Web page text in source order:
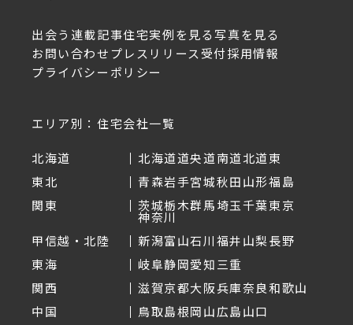
出会う 連載記事住宅実例を見る写真を見る
お問い合わせ プレスリリース受付採用情報
プライバシーポリシー
エリア別：住宅会社一覧
北海道 北海道道央道南道北道東
東北
青森岩手宮城秋田山形福島
関東
茨城栃木群馬埼玉千葉東京
神奈川
甲信越・北陸
新潟富山石川福井山梨長野
東海
岐阜静岡愛知三重
関西
滋賀京都大阪兵庫奈良和歌山
中国
鳥取島根岡山広島山口